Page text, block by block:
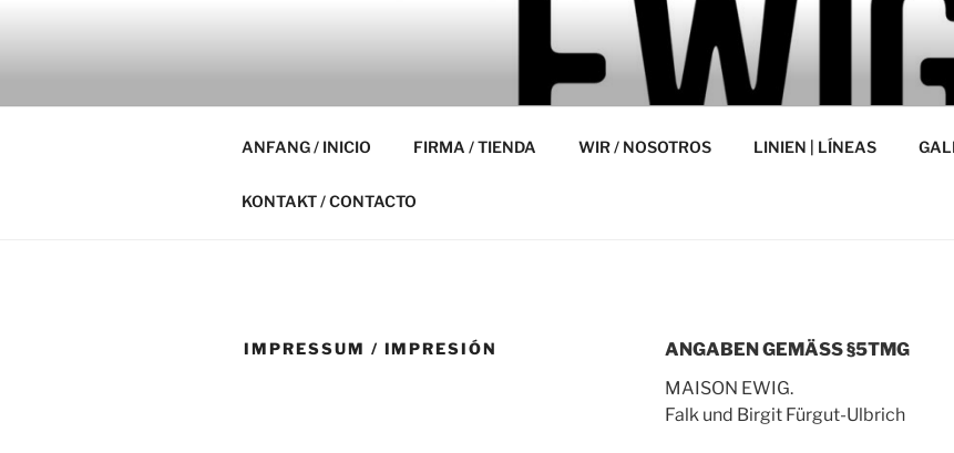
MAISON EWIG.
ANFANG / INICIO FIRMA / TIENDA WIR / NOSOTROS LINIEN | LÍNEAS
KONTAKT / CONTACTO
IMPRESSUM / IMPRESIÓN
ANGABEN GEMÄSS §5TMG
MAISON EWIG.
Falk und Birgit Fürgut-Ulbrich